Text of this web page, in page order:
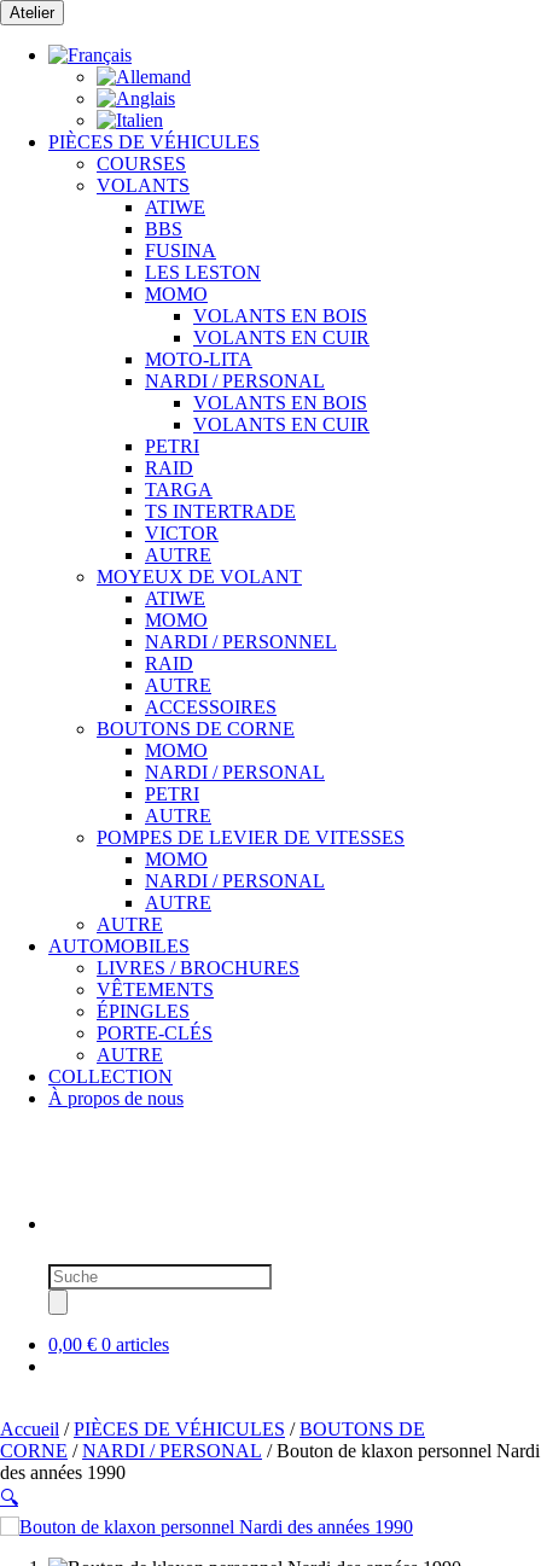
Passer
au
contenu
Atelier
PIÈCES DE VÉHICULES
COURSES
VOLANTS
ATIWE
BBS
FUSINA
LES LESTON
MOMO
VOLANTS EN BOIS
VOLANTS EN CUIR
MOTO-LITA
NARDI / PERSONAL
VOLANTS EN BOIS
VOLANTS EN CUIR
PETRI
RAID
TARGA
TS INTERTRADE
VICTOR
AUTRE
MOYEUX DE VOLANT
ATIWE
MOMO
NARDI / PERSONNEL
RAID
AUTRE
ACCESSOIRES
BOUTONS DE CORNE
MOMO
NARDI / PERSONAL
PETRI
AUTRE
POMPES DE LEVIER DE VITESSES
MOMO
NARDI / PERSONAL
AUTRE
AUTRE
AUTOMOBILES
LIVRES / BROCHURES
VÊTEMENTS
ÉPINGLES
PORTE-CLÉS
AUTRE
COLLECTION
À propos de nous
Recherche
de
produits
0,00 € 0 articles
Accueil /PIÈCES DE VÉHICULES /BOUTONS DE
CORNE /NARDI / PERSONAL / Bouton de klaxon personnel Nardi
des années 1990
🔍